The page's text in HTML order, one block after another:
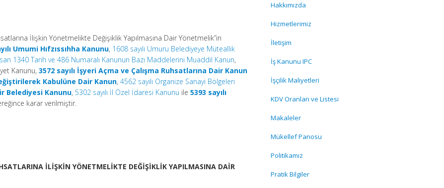
İlişkin Yönetmelikte Değişiklik Yapılmasına Dair Yönetmelik”in
Umumi Hıfzıssıhha Kanunu, 1608 sayılı Umuru Belediyeye Müteallik
1340 Tarih ve 486 Numaralı Kanunun Bazı Maddelerini Muaddil Kanun,
Kanunu,3572 sayılı İşyeri Açma ve Çalışma Ruhsatlarına Dair Kanun
Kabulüne Dair Kanun,4562 sayılı Organize Sanayi Bölgeleri
Belediyesi Kanunu,5302 sayılı İl Özel İdaresi Kanunu ile5393 sayılı
karar verilmiştir.
İLİŞKİN YÖNETMELİKTE DEĞİŞİKLİK YAPILMASINA DAİR
Hakkımızda
Hizmetlerimiz
İletişim
İş Kanunu IPC
İşçilik Maliyetleri
KDV Oranları ve Listesi
Makaleler
Mükellef Panosu
Politikamız
Pratik Bilgiler